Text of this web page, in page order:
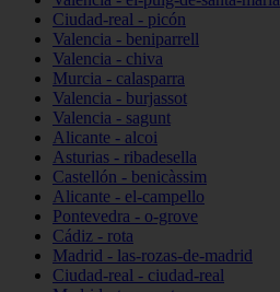
Ciudad-real - picón
Valencia - beniparrell
Valencia - chiva
Murcia - calasparra
Valencia - burjassot
Valencia - sagunt
Alicante - alcoi
Asturias - ribadesella
Castellón - benicàssim
Alicante - el-campello
Pontevedra - o-grove
Cádiz - rota
Madrid - las-rozas-de-madrid
Ciudad-real - ciudad-real